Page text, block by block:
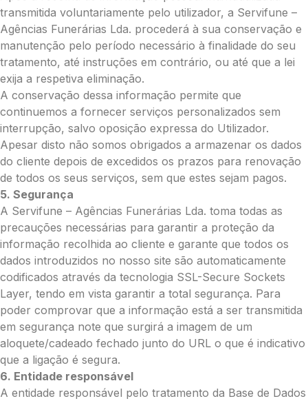
Mensagem a constar no cartão
Pedidos/Informações adicionais
Total:
0.00
€
Enviar Flores
transmitida voluntariamente pelo utilizador, a Servifune –
Agências Funerárias Lda. procederá à sua conservação e
manutenção pelo período necessário à finalidade do seu
tratamento, até instruções em contrário, ou até que a lei
exija a respetiva eliminação.
A conservação dessa informação permite que
continuemos a fornecer serviços personalizados sem
interrupção, salvo oposição expressa do Utilizador.
Apesar disto não somos obrigados a armazenar os dados
do cliente depois de excedidos os prazos para renovação
de todos os seus serviços, sem que estes sejam pagos.
5. Segurança
A Servifune – Agências Funerárias Lda. toma todas as
precauções necessárias para garantir a proteção da
informação recolhida ao cliente e garante que todos os
dados introduzidos no nosso site são automaticamente
codificados através da tecnologia SSL-Secure Sockets
Layer, tendo em vista garantir a total segurança. Para
poder comprovar que a informação está a ser transmitida
em segurança note que surgirá a imagem de um
aloquete/cadeado fechado junto do URL o que é indicativo
que a ligação é segura.
6. Entidade responsável
A entidade responsável pelo tratamento da Base de Dados